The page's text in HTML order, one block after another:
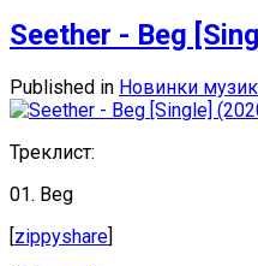
Seether - Beg
Published in Новинки
Треклист:
01. Beg
[zippyshare]